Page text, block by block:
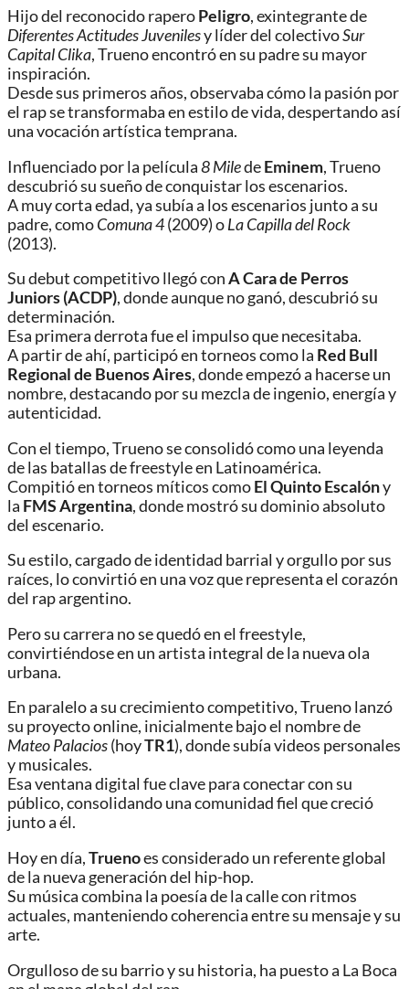
Hijo del reconocido raperoPeligro, exintegrante de
Diferentes Actitudes Juvenilesy líder del colectivoSur
Capital Clika, Trueno encontró en su padre su mayor
inspiración.
Desde sus primeros años, observaba cómo la pasión por
el rap se transformaba en estilo de vida, despertando así
una vocación artística temprana.
Influenciado por la película8 MiledeEminem, Trueno
descubrió su sueño de conquistar los escenarios.
A muy corta edad, ya subía a los escenarios junto a su
padre, comoComuna 4(2009) oLa Capilla del Rock
(2013).
Su debut competitivo llegó conA Cara de Perros
Juniors (ACDP), donde aunque no ganó, descubrió su
determinación.
Esa primera derrota fue el impulso que necesitaba.
A partir de ahí, participó en torneos como la Red Bull
Regional de Buenos Aires, donde empezó a hacerse un
nombre, destacando por su mezcla de ingenio, energía y
autenticidad.
Con el tiempo, Trueno se consolidó como una leyenda
de las batallas de freestyle en Latinoamérica.
Compitió en torneos míticos comoEl Quinto Escalóny
la FMS Argentina, donde mostró su dominio absoluto
del escenario.
Su estilo, cargado de identidad barrial y orgullo por sus
raíces, lo convirtió en una voz que representa el corazón
del rap argentino.
Pero su carrera no se quedó en el freestyle,
convirtiéndose en un artista integral de la nueva ola
urbana.
En paralelo a su crecimiento competitivo, Trueno lanzó
su proyecto online, inicialmente bajo el nombre de
Mateo Palacios(hoyTR1), donde subía videos personales
y musicales.
Esa ventana digital fue clave para conectar con su
público, consolidando una comunidad fiel que creció
junto a él.
Hoy en día,Truenoes considerado un referente global
de la nueva generación del hip-hop.
Su música combina la poesía de la calle con ritmos
actuales, manteniendo coherencia entre su mensaje y su
arte.
Orgulloso de su barrio y su historia, ha puesto a La Boca